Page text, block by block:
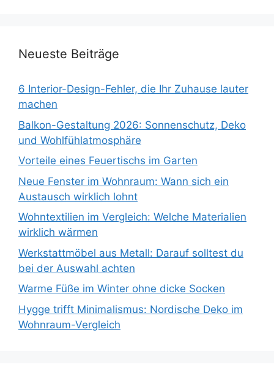
Neueste Beiträge
6 Interior-Design-Fehler, die Ihr Zuhause lauter
machen
Balkon-Gestaltung 2026: Sonnenschutz, Deko
und Wohlfühlatmosphäre
Vorteile eines Feuertischs im Garten
Neue Fenster im Wohnraum: Wann sich ein
Austausch wirklich lohnt
Wohntextilien im Vergleich: Welche Materialien
wirklich wärmen
Werkstattmöbel aus Metall: Darauf solltest du
bei der Auswahl achten
Warme Füße im Winter ohne dicke Socken
Hygge trifft Minimalismus: Nordische Deko im
Wohnraum-Vergleich